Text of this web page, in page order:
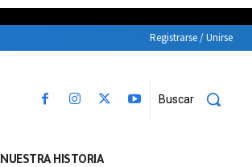
Registrarse / Unirse
Buscar
NUESTRA HISTORIA